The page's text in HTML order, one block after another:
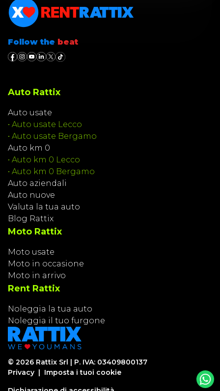
Follow the beat
Auto Rattix
Auto usate
• Auto usate Lecco
• Auto usate Bergamo
Auto km 0
• Auto km 0 Lecco
• Auto km 0 Bergamo
Auto aziendali
Auto nuove
Valuta la tua auto
Blog Rattix
Moto Rattix
Moto usate
Moto in occasione
Moto in arrivo
Rent Rattix
Noleggia la tua auto
Noleggia il tuo furgone
© 2026 Rattix Srl | P. IVA: 03409800137
Privacy | Imposta i tuoi cookie